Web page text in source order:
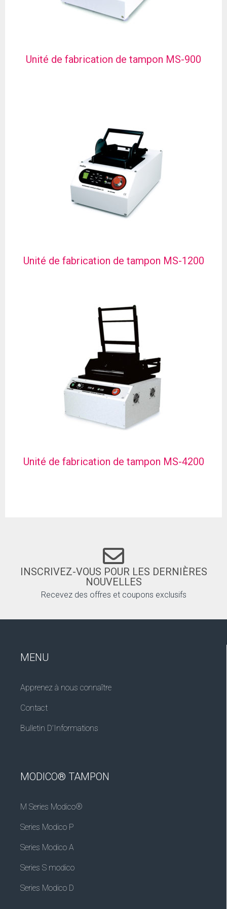
Unité de fabrication de tampon MS-900
Unité de fabrication de tampon MS-1200
Unité de fabrication de tampon MS-4200
INSCRIVEZ-VOUS POUR LES DERNIÈRES
NOUVELLES
Recevez des offres et coupons exclusifs
MENU
Apprenez à nous connaître
Contact
Bulletin D’Informations
MODICO® TAMPON
M Series Modico®
Series Modico P
Series Modico A
Series S modico
Series Modico D